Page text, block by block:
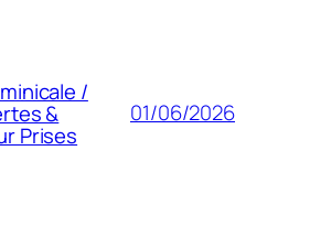
/
&
Prises
01/06/2026